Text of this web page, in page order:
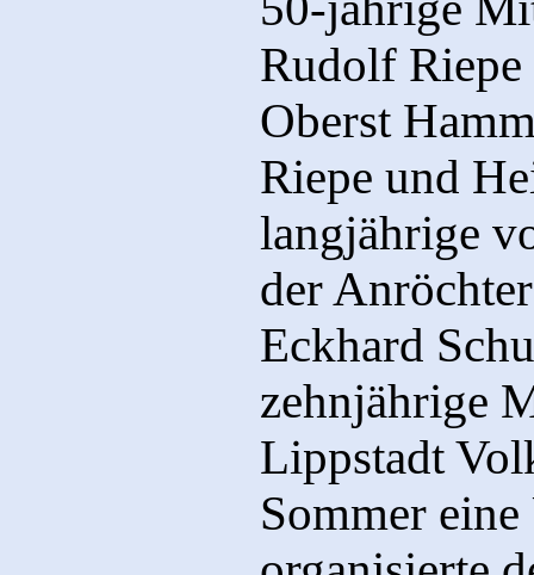
Rudolf
Oberst
Riepe und
langjährige
der
Eckhard
zehnjährige
Lippstadt
Sommer